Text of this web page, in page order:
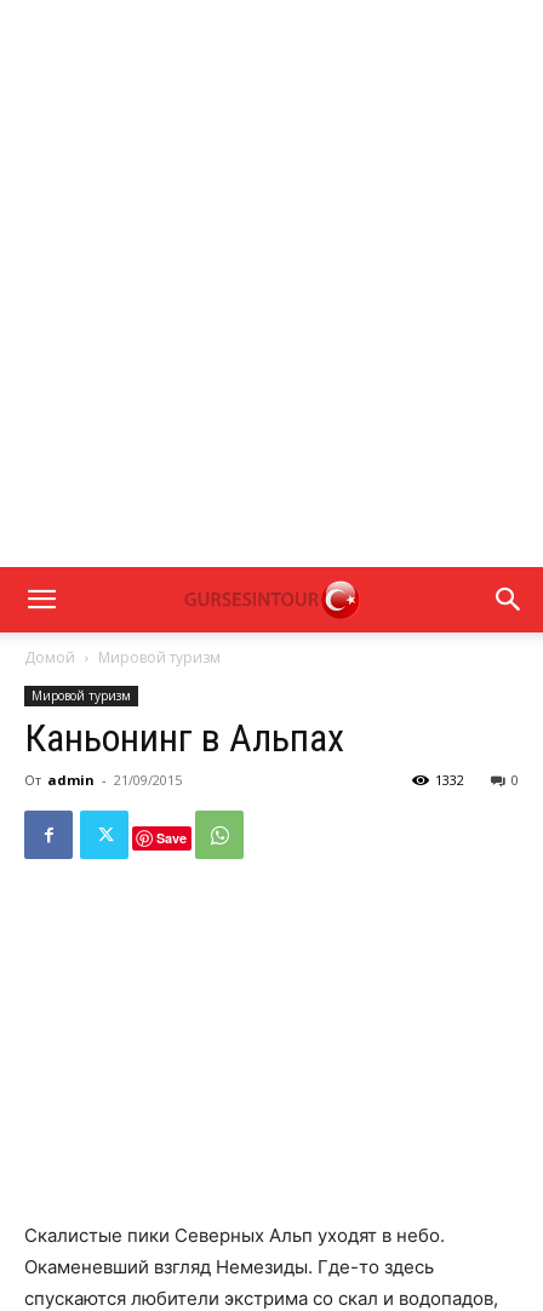
Домой Мировой туризм
Мировой туризм
Каньонинг в Альпах
От admin - 21/09/2015 0
1332
Save
Скалистые пики Северных Альп уходят в небо.
Окаменевший взгляд Немезиды. Где-то здесь
спускаются любители экстрима со скал и водопадов,